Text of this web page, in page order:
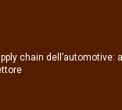
chain dell’automotive: